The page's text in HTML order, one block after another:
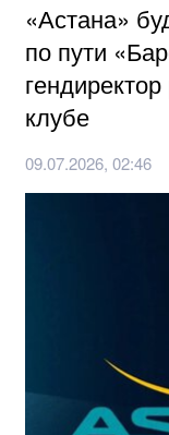
«Астана»
по пути
клубе
09.07.2026, 02:46